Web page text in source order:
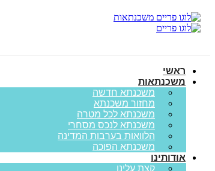
ראשי
משכנתאות
משכנתא חדשה
מחזור משכנתא
משכנתא לכל מטרה
משכנתא לנכס מסחרי
הלוואות בערבות המדינה
משכנתא הפוכה
אודותינו
קצת עלינו